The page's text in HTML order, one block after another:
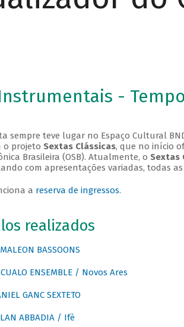
-
sempre teve lugar no Espaço Cultural
o projeto Sextas Clássicas, que no início
Brasileira (OSB). Atualmente, o Sextas
com apresentações variadas, todas as
a reserva de ingressos.
realizados
BASSOONS
ENSEMBLE / Novos Ares
GANC SEXTETO
ABBADIA / Ifè